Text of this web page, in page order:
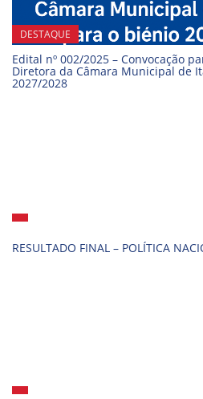
DESTAQUE
Edital nº 002/2025 – Convocação
Diretora da Câmara Municipal de
2027/2028
RESULTADO FINAL – POLÍTICA